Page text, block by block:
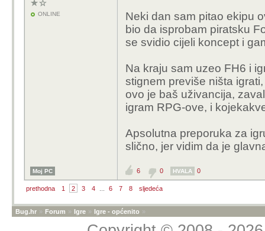
ONLINE
Neki dan sam pitao ekipu
bio da isprobam piratsku
se svidio cijeli koncept i
Na kraju sam uzeo FH6 i
stignem previše ništa
ovo je baš uživancija,
igram RPG-ove, i
Apsolutna preporuka za
slično, jer vidim da je
Moj PC 6 0 HVALA 0
prethodna 1 2 3 4 6 7 8 sljedeća
Bug.hr » Forum » Igre » Igre - općenito »